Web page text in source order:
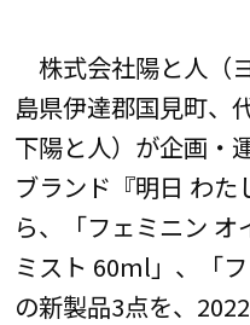
株式会社陽と人（
島県伊達郡国見町、
下陽と人）が企画・
ブランド『明日 わ
ら、「フェミニン
ミスト 60ml」、「
の新製品3点を、